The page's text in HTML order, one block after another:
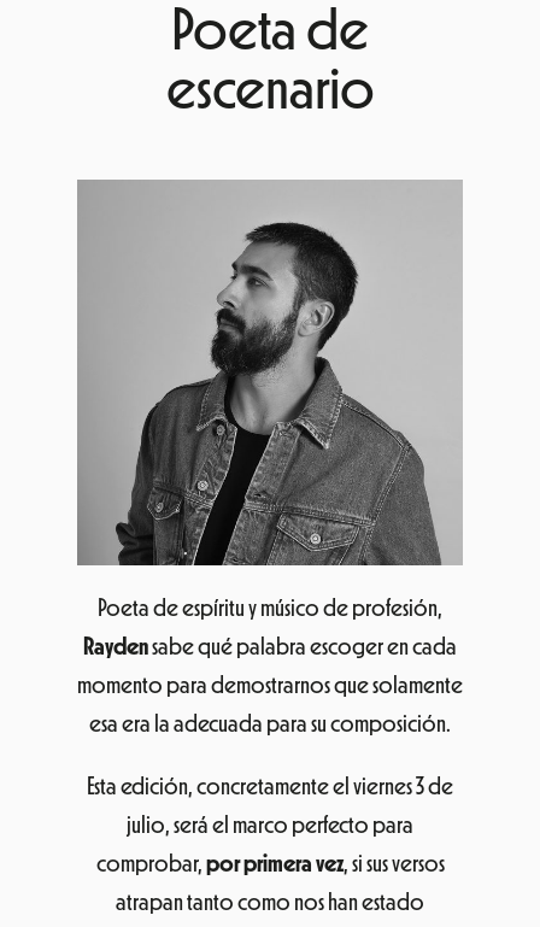
Poeta de
escenario
Poeta de espíritu y músico de profesión,
Raydensabe qué palabra escoger en cada
momento para demostrarnos que solamente
esa era la adecuada para su composición.
Esta edición, concretamente el viernes 3 de
julio, será el marco perfecto para
comprobar, por primera vez, si sus versos
atrapan tanto como nos han estado